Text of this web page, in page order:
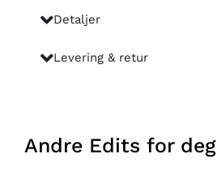
Detaljer
Levering & retur
Andre Edits for deg